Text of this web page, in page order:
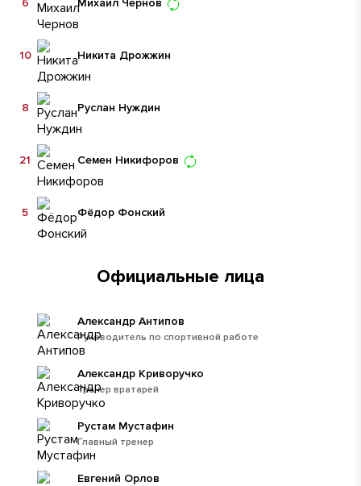
Никита Дрожжин
10
Руслан Нуждин
8
Семен Никифоров
21
Фёдор Фонский
5
Официальные лица
Руководитель по спортивной работе
Александр Антипов
Тренер вратарей
Александр Криворучко
Главный тренер
Рустам Мустафин
Евгений Орлов